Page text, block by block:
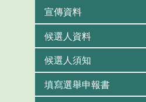
宣傳資料
候選人資料
候選人須知
填寫選舉申報書